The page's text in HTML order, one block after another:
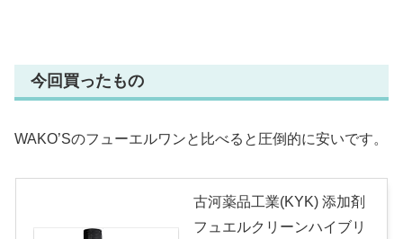
今回買ったもの
WAKO’Sのフューエルワンと比べると圧倒的に安いです。
古河薬品工業(KYK) 添加剤
フュエルクリーンハイブリ